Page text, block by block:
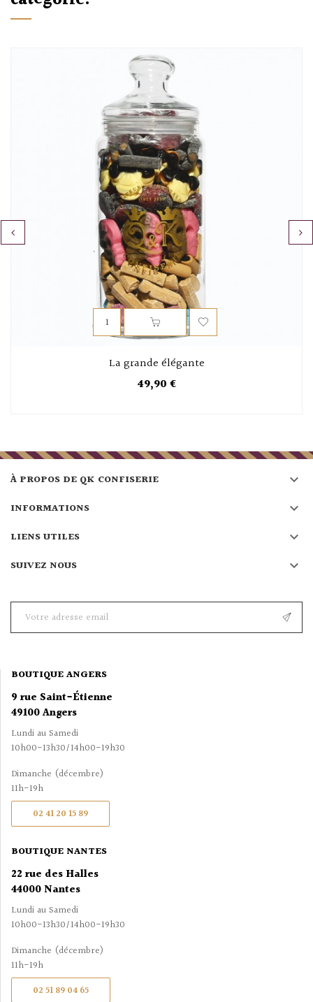
La grande élégante
49,90 €
À PROPOS DE QK CONFISERIE 
INFORMATIONS 
LIENS UTILES 
SUIVEZ NOUS 
BOUTIQUE ANGERS
9 rue Saint-Étienne
49100 Angers
Lundi au Samedi
10h00-13h30/14h00-19h30
Dimanche (décembre)
11h-19h
02 41 20 15 89
BOUTIQUE NANTES
22 rue des Halles
44000 Nantes
Lundi au Samedi
10h00-13h30/14h00-19h30
Dimanche (décembre)
11h-19h
02 51 89 04 65